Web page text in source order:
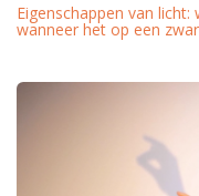
Eigenschappen van
wanneer het op een